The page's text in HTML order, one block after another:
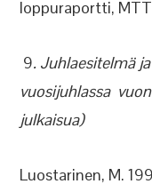
loppuraportti,
9. Juhlaesitelmä
vuosijuhlassa
julkaisua)
Luostarinen, M.